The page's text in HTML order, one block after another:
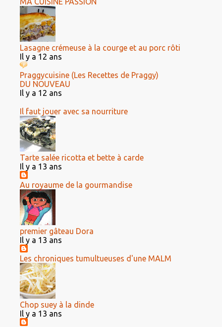
Lasagne crémeuse à la courge et au porc rôti
Il y a 12 ans
Praggycuisine (Les Recettes de Praggy)
DU NOUVEAU
Il y a 12 ans
Il faut jouer avec sa nourriture
Tarte salée ricotta et bette à carde
Il y a 13 ans
Au royaume de la gourmandise
premier gâteau Dora
Il y a 13 ans
Les chroniques tumultueuses d'une MALM
Chop suey à la dinde
Il y a 13 ans